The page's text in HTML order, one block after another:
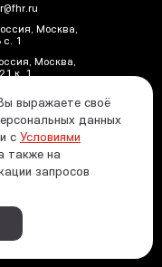
Москва,
1
Москва,
к. 1
и защиты
от азартных
ссылка на
России
выражаете своё
данных
с Условиями
также на
запросов